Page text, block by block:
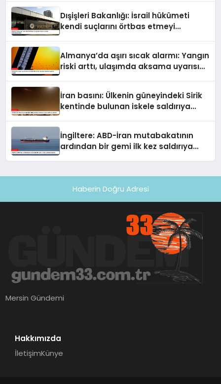
Dışişleri Bakanlığı: İsrail hükümeti
kendi suçlarını örtbas etmeyi
Almanya’da aşırı sıcak alarmı: Yangın
riski arttı, ulaşımda aksama uyarısı
İran basını: Ülkenin güneyindeki Sirik
kentinde bulunan iskele saldırıya
İngiltere: ABD-İran mutabakatının
ardından bir gemi ilk kez saldırıya
Haberin Doğru Adresi
Mersin Gündemi
Hakkımızda
İletişimKünye